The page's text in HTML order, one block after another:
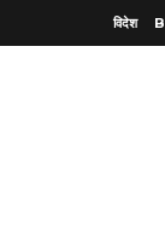
विदेश